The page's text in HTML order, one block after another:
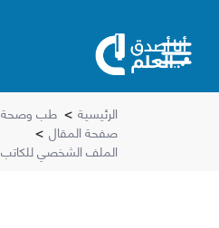
الرئيسية > طب وصحة
صفحة المقال >
الملف الشخصي للكاتب